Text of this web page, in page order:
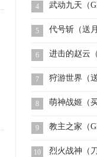
4 武动九天（
5
代号斩（送
6 进击的赵云
7 狩游世界（
8 萌神战姬（
9
教主之家（
10 烈火战神（